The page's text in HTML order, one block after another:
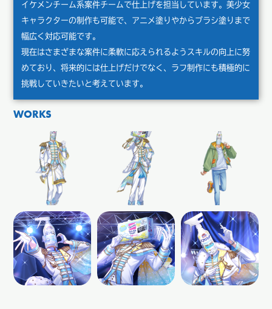
イケメンチーム系案件チームで仕上げを担当しています。美少女
キャラクターの制作も可能で、アニメ塗りやからブラシ塗りまで
幅広く対応可能です。
現在はさまざまな案件に柔軟に応えられるようスキルの向上に努
めており、将来的には仕上げだけでなく、ラフ制作にも積極的に
挑戦していきたいと考えています。
WORKS